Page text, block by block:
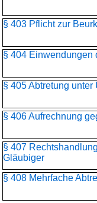
§ 403 Pflicht zur
§ 404 Einwendungen
§ 405 Abtretung
§ 406 Aufrechnung
§ 407
Gläubiger
§ 408 Mehrfache